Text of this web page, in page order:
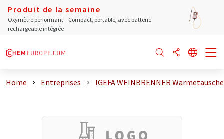
Produit de la semaine
Oxymètre performant – Compact, portable, avec batterie
rechargeable intégrée
Home Entreprises IGEFA WEINBRENNER